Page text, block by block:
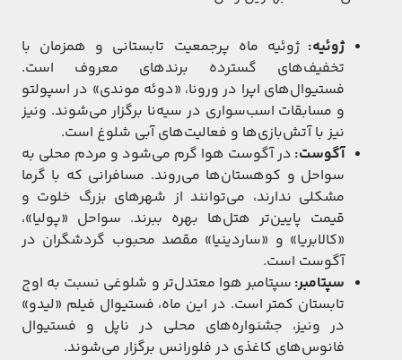
ژوئیه: ژوئیه ماه پرجمعیت تابستانی و همزمان با
تخفیف‌های گسترده برندهای معروف است.
فستیوال‌های اپرا در ورونا، «دوئه موندی» در اسپولتو
و مسابقات اسب‌سواری در سیه‌نا برگزار می‌شوند. ونیز
نیز با آتش‌بازی‌ها و فعالیت‌های آبی شلوغ است.
آگوست: در آگوست هوا گرم می‌شود و مردم محلی به
سواحل و کوهستان‌ها می‌روند. مسافرانی که با گرما
مشکلی ندارند، می‌توانند از شهرهای بزرگ خلوت و
قیمت پایین‌تر هتل‌ها بهره ببرند. سواحل «پولیا»،
«کالابریا» و «ساردینیا» مقصد محبوب گردشگران در
آگوست است.
سپتامبر: سپتامبر هوا معتدل‌تر و شلوغی نسبت به اوج
تابستان کمتر است. در این ماه، فستیوال فیلم «لیدو»
در ونیز، جشنواره‌های محلی در ناپل و فستیوال
فانوس‌های کاغذی در فلورانس برگزار می‌شوند.